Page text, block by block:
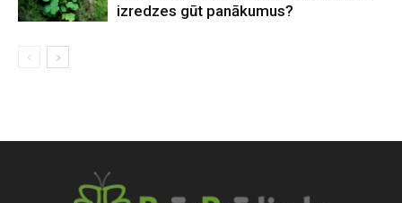
izredzes gūt panākumus?